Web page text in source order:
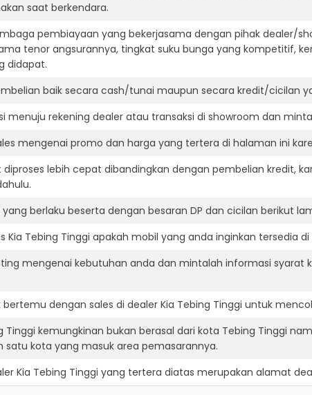
saat berkendara.
pembiayaan yang bekerjasama dengan pihak dealer/
tenor angsurannya, tingkat suku bunga yang kompetitif,
didapat.
baik secara cash/tunai maupun secara kredit/cicilan
menuju rekening dealer atau transaksi di showroom dan
mengenai promo dan harga yang tertera di halaman ini
lebih cepat dibandingkan dengan pembelian kredit,
berlaku beserta dengan besaran DP dan cicilan berikut
Kia Tebing Tinggi apakah mobil yang anda inginkan tersedia
mengenai kebutuhan anda dan mintalah informasi syarat
dengan sales di dealer Kia Tebing Tinggi untuk
Tinggi kemungkinan bukan berasal dari kota Tebing Tinggi
satu kota yang masuk area pemasarannya.
Kia Tebing Tinggi yang tertera diatas merupakan alamat